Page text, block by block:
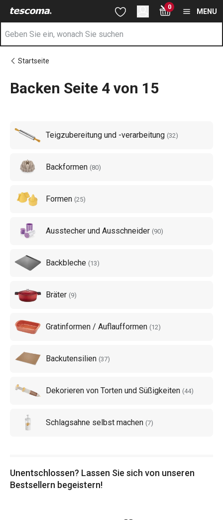
Sie befinden sich auf der Backen Seite 4 von 15 Seite
Zum Hauptinhalt springen
Zur Suche springen
Zur Navigation springen 0
MENU
Startseite
Backen Seite 4 von 15
Teigzubereitung und -verarbeitung (32)
Backformen (80)
Formen (25)
Ausstecher und Ausschneider (90)
Backbleche (13)
Bräter (9)
Gratinformen / Auflaufformen (12)
Backutensilien (37)
Dekorieren von Torten und Süßigkeiten (44)
Schlagsahne selbst machen (7)
Unentschlossen? Lassen Sie sich von unseren
Bestsellern begeistern!